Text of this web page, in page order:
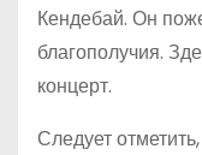
Кендебай. Он
благополучия.
концерт.
Следует